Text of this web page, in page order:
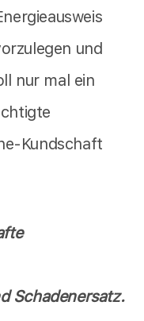
und
nur mal ein
Kundschaft
Schadenersatz.